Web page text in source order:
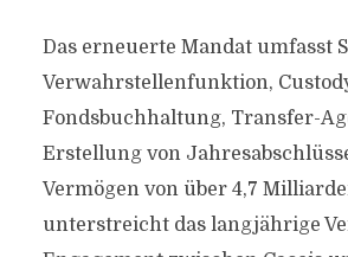
Das erneuerte Mandat umfasst
Verwahrstellenfunktion,
Fondsbuchhaltung, Transfer-
Erstellung von
Vermögen von über 4,7
unterstreicht das langjährige